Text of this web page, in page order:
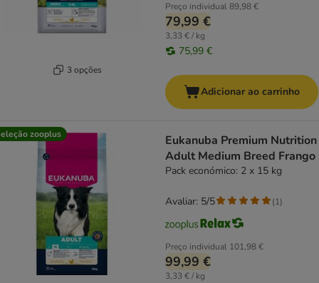
3 opções
Preço individual89,98 €
79,99 €
3,33 € / kg
75,99 €
Adicionar ao carrinho
zooplus
Eukanuba Premium Nutrition
Adult Medium Breed Frango
Pack económico: 2 x 15 kg
Preço individual 101,98 €
99,99 €
3,33 € / kg
Avaliar: 5/5 (1)